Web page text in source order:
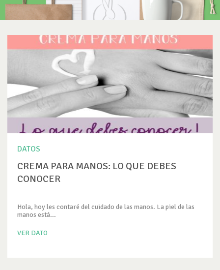
DATOS
CREMA PARA MANOS: LO QUE DEBES
CONOCER
Hola, hoy les contaré del cuidado de las manos. La piel de las
manos está...
VER DATO